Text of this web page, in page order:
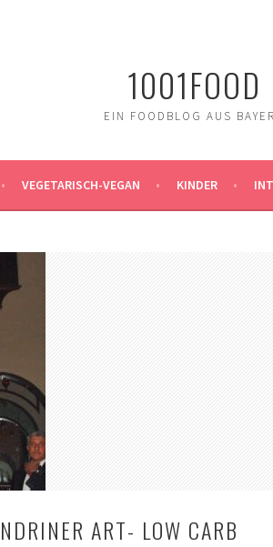
1001FOOD
EIN FOODBLOG AUS
VEGETARISCH-VEGAN KINDER
ART- LOW CARB